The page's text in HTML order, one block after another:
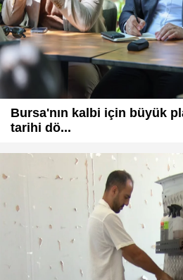
Bursa'nın kalbi için büyük
tarihi dö...